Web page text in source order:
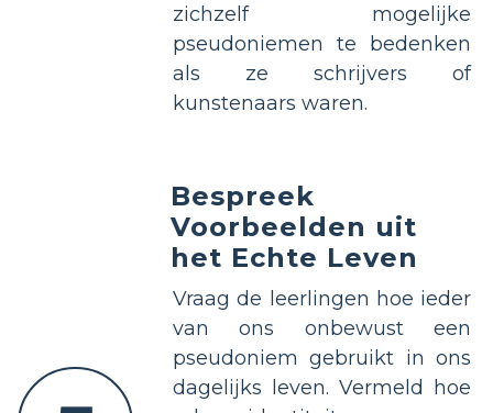
zichzelf mogelijke
pseudoniemen te bedenken
als ze schrijvers of
kunstenaars waren.
Bespreek
Voorbeelden uit
het Echte Leven
Vraag de leerlingen hoe ieder
van ons onbewust een
pseudoniem gebruikt in ons
dagelijks leven. Vermeld hoe